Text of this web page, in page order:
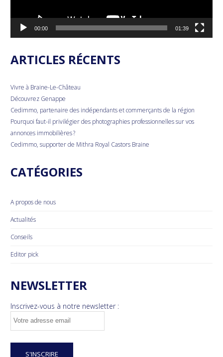
00:00 01:39
ARTICLES RÉCENTS
Vivre à Braine-Le-Château
Découvrez Genappe
Cedimmo, partenaire des indépendants et commerçants de la région
Pourquoi faut-il privilégier des photographies professionnelles sur vos
annonces immobilières ?
Cedimmo, supporter de Mithra Royal Castors Braine
CATÉGORIES
A propos de nous
Actualités
Conseils
Editor pick
NEWSLETTER
Inscrivez-vous à notre newsletter :